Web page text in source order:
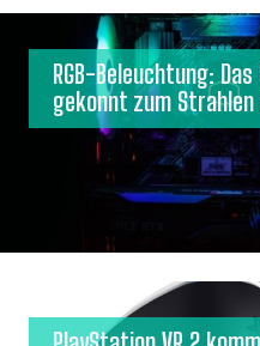
RGB-Beleuchtung:
gekonnt zum